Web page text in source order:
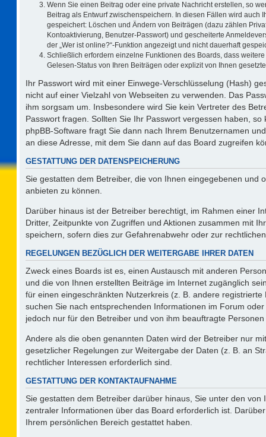
Wenn Sie einen Beitrag oder eine private Nachricht erstellen, so
Beitrag als Entwurf zwischenspeichern. In diesen Fällen wird
gespeichert: Löschen und Ändern von Beiträgen (dazu zählen
Kontoaktivierung, Benutzer-Passwort) und gescheiterte
der „Wer ist online?“-Funktion angezeigt und nicht dauerhaft
Schließlich erfordern einzelne Funktionen des Boards, dass
Gelesen-Status von Ihren Beiträgen oder explizit von Ihnen
Ihr Passwort wird mit einer Einwege-Verschlüsselung (Hash)
nicht auf einer Vielzahl von Webseiten zu verwenden. Das
ihm sorgsam um. Insbesondere wird Sie kein Vertreter des
Passwort fragen. Sollten Sie Ihr Passwort vergessen haben,
phpBB-Software fragt Sie dann nach Ihrem Benutzernamen
an diese Adresse, mit dem Sie dann auf das Board zugreifen
GESTATTUNG DER DATENSPEICHERUNG
Sie gestatten dem Betreiber, die von Ihnen eingegebenen
anbieten zu können.
Darüber hinaus ist der Betreiber berechtigt, im Rahmen einer
Dritter, Zeitpunkte von Zugriffen und Aktionen zusammen mit
speichern, sofern dies zur Gefahrenabwehr oder zur
REGELUNGEN BEZÜGLICH DER WEITERGABE IHRER DATEN
Zweck eines Boards ist es, einen Austausch mit anderen
und die von Ihnen erstellten Beiträge im Internet zugänglich
für einen eingeschränkten Nutzerkreis (z. B. andere
suchen Sie nach entsprechenden Informationen im Forum
jedoch nur für den Betreiber und von ihm beauftragte
Andere als die oben genannten Daten wird der Betreiber nur
gesetzlicher Regelungen zur Weitergabe der Daten (z. B. an
rechtlicher Interessen erforderlich sind.
GESTATTUNG DER KONTAKTAUFNAHME
Sie gestatten dem Betreiber darüber hinaus, Sie unter den
zentraler Informationen über das Board erforderlich ist.
Ihrem persönlichen Bereich gestattet haben.